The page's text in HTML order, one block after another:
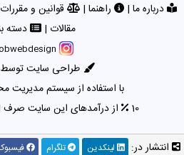
انتشار در: لینکدین تلگرام
درباره ما | راهنما | قوانین و مقررات
مقالات | دسته
طراحی سایت توسط
با استفاده از سیستم مدیریت
10
از درآمدهای این سایت صرف